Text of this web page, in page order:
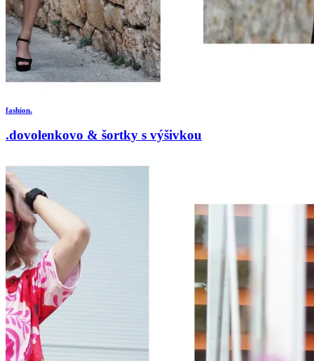
fashion.
.dovolenkovo & šortky s výšivkou